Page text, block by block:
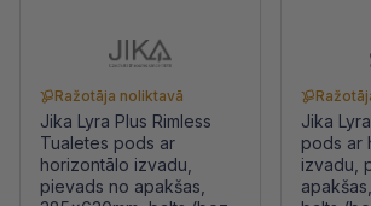
Ražotāja noliktavā
Jika Lyra Plus Rimless
Tualetes pods ar
horizontālo izvadu,
pievads no apakšas,
Jika
pods ar
izvadu,